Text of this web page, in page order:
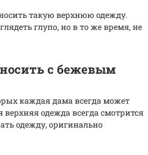
такую верхнюю одежду.
глупо, но в то же время, не
с бежевым
каждая дама всегда может
верхняя одежда всегда смотрится
одежду, оригинально